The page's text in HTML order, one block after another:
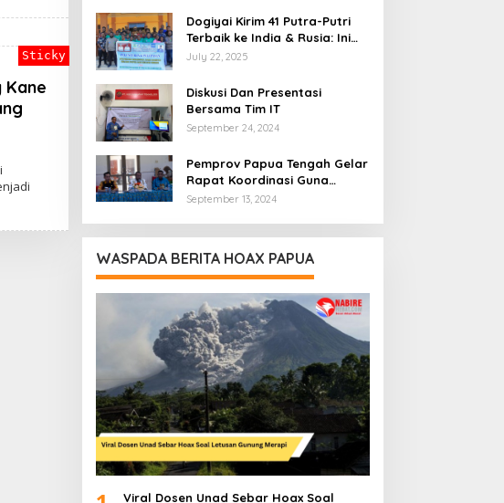
Kane
Sticky
Dogiyai Kirim 41 Putra-Putri
Terbaik ke India & Rusia: Ini
Komitmen Nyata Bupati
Masa Depan
July 22, 2025
Diskusi Dan Presentasi
Bersama Tim IT
September 24, 2024
Pemprov Papua Tengah Gelar
Rapat Koordinasi Guna
Optimalkan Pengelolaan
September 13, 2024
WASPADA BERITA HOAX PAPUA
Viral Dosen Unad Sebar Hoax Soal